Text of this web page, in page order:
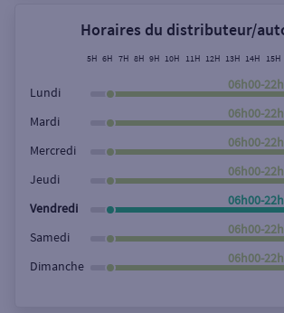
Rechercher
Horaires du distributeur/
5H 6H 7H 8H 9H 10H 11H 12H 13H 14H 15H
Lundi
06h00-
Mardi
06h00-
Mercredi
06h00-
Jeudi
06h00-
Vendredi
06h00-
Samedi
06h00-
Dimanche
06h00-